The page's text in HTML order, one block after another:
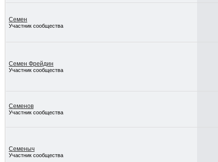
Семен
Участник сообщества
Семен Фрейдин
Участник сообщества
Семенов
Участник сообщества
Семеныч
Участник сообщества